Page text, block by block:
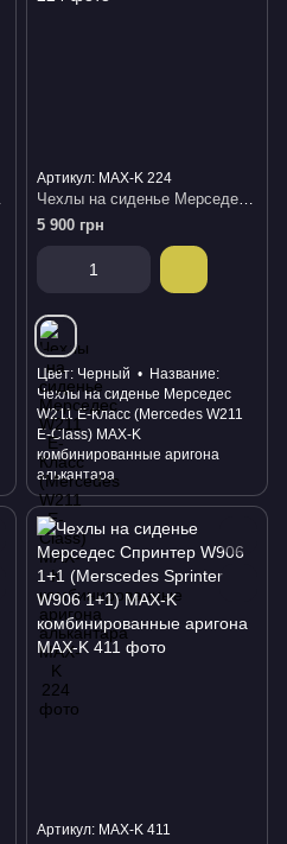
Артикул: MAX-K 224
5 900 грн
Цвет Черный
Название
Чехлы на сиденье Мерседес
W211 Е-Класс (Mercedes W211
E-Class) MAX-K
комбинированные аригона
алькантара
Артикул: MAX-K 411